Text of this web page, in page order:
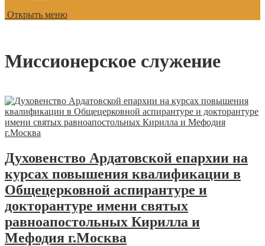
Открыть меню
Миссионерское служение
Духовенство Ардатовской епархии на
курсах повышения квалификации в
Общецерковной аспирантуре и
докторантуре имени святых
равноапостольных Кирилла и
Мефодия г.Москва